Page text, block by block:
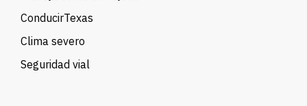
ConducirTexas
Clima severo
Seguridad vial